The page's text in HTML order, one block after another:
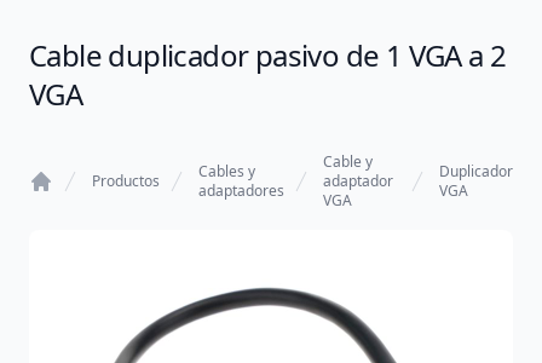
Cable duplicador pasivo de 1 VGA a 2
VGA
Productos
Cables y
adaptadores
Cable y
adaptador
VGA
Duplicador
VGA